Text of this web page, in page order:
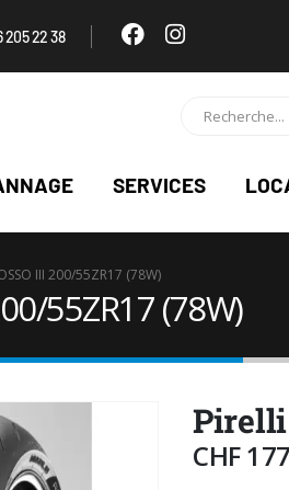
205 22 38
SERVICES
III 200/55ZR17 (78W)
55ZR17 (78W)
Pirelli
CHF